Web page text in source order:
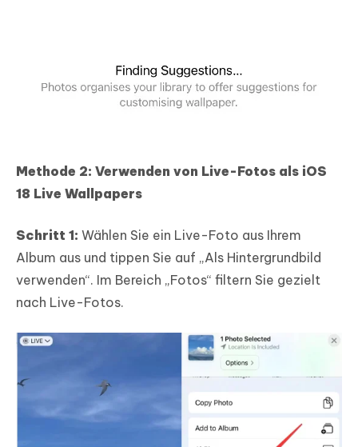
Methode 2: Verwenden von Live-Fotos als iOS
18 Live Wallpapers
Schritt 1: Wählen Sie ein Live-Foto aus Ihrem
Album aus und tippen Sie auf „Als Hintergrundbild
verwenden“. Im Bereich „Fotos“ filtern Sie gezielt
nach Live-Fotos.